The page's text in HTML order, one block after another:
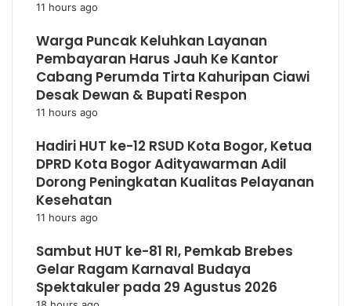
11 hours ago
Warga Puncak Keluhkan Layanan
Pembayaran Harus Jauh Ke Kantor
Cabang Perumda Tirta Kahuripan Ciawi
Desak Dewan & Bupati Respon
11 hours ago
Hadiri HUT ke-12 RSUD Kota Bogor, Ketua
DPRD Kota Bogor Adityawarman Adil
Dorong Peningkatan Kualitas Pelayanan
Kesehatan
11 hours ago
Sambut HUT ke-81 RI, Pemkab Brebes
Gelar Ragam Karnaval Budaya
Spektakuler pada 29 Agustus 2026